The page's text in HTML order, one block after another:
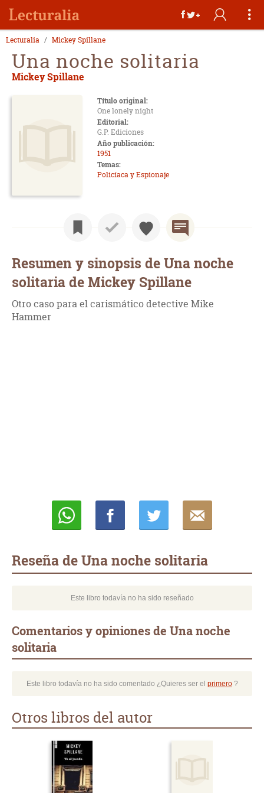
Lecturalia Mickey Spillane
Una noche solitaria
Mickey Spillane
Título original:
One lonely night
Editorial:
G.P. Ediciones
Año publicación:
1951
Temas:
Policíaca y Espionaje
Resumen y sinopsis de Una noche
solitaria de Mickey Spillane
Otro caso para el carismático detective Mike
Hammer
Reseña de Una noche solitaria
Este libro todavía no ha sido reseñado
Comentarios y opiniones de Una noche
solitaria
Este libro todavía no ha sido comentado ¿Quieres ser el primero?
Otros libros del autor